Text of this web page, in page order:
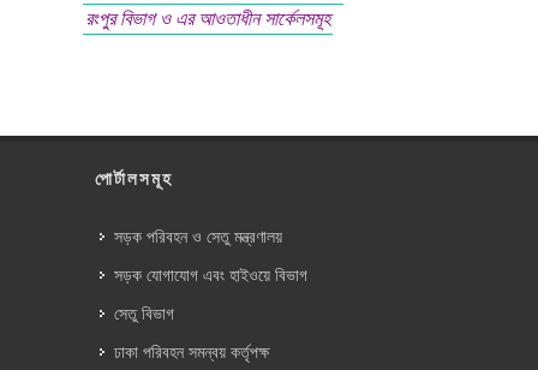
রংপুর বিভাগ ও এর আওতাধীন সার্কেলসমূহ
পোর্টালসমূহ
সড়ক পরিবহন ও সেতু মন্ত্রণালয়
সড়ক যোগাযোগ এবং হাইওয়ে বিভাগ
সেতু বিভাগ
ঢাকা পরিবহন সমন্বয় কর্তৃপক্ষ